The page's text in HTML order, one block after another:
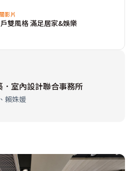
店式旋轉電視架保留採光面，每一
拂。
影片
雙風格 滿足居家&娛樂
．室內設計聯合事務所
賴姝媛